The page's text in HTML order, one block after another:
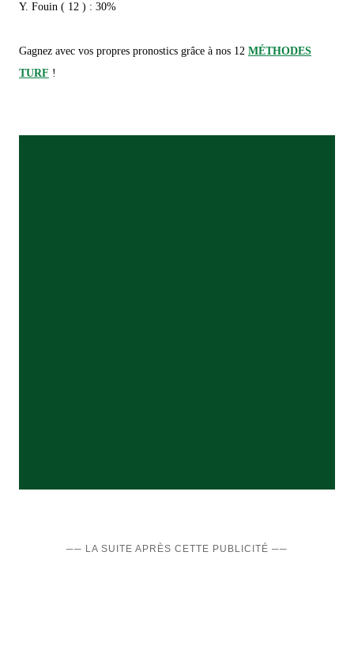
Y. Fouin ( 12 ) : 30%
Gagnez avec vos propres pronostics grâce à nos 12 MÉTHODES
TURF !
── LA SUITE APRÈS CETTE PUBLICITÉ ──